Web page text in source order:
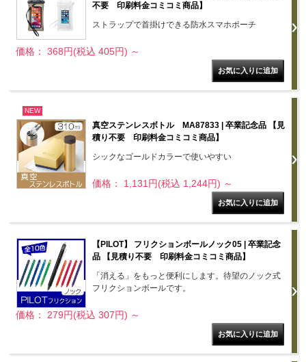
不要 印刷料金コミコミ商品】
ストラップで首掛けできる防水スマホポーチ
価格： 368円(税込 405円) ～
NEW
真空ステンレスボトル MA87833 | 卒業記念品 【見
積り不要 印刷料金コミコミ商品】
シックなゴールドカラーで使いやすい
価格： 1,131円(税込 1,244円) ～
【PILOT】 フリクションボールノック05 | 卒業記念
品 【見積り不要 印刷料金コミコミ商品】
「消える」をもっと便利にします。待望のノック式
フリクションボールです。
価格： 279円(税込 307円) ～